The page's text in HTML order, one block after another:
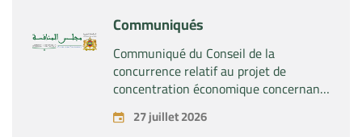
pharmaceutiques « Rilutek » et «
Sabril » détenus par la société « Sanofi
SA »
Communiqués
Communiqué du Conseil de la
concurrence relatif au projet de
concentration économique concernant
la prise du contrôle exclusif par la
société « Plastika Kritis SA » de la
27 juillet 2026